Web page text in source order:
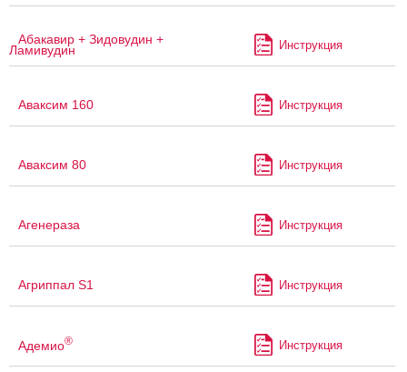
Абакавир + Зидовудин +
Ламивудин Инструкция
Аваксим 160 Инструкция
Аваксим 80 Инструкция
Агенераза Инструкция
Агриппал S1 Инструкция
Адемио® Инструкция